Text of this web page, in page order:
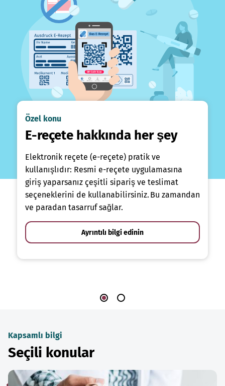
Özel konu
E-reçete hakkında her şey
Elektronik reçete (e-reçete) pratik ve
kullanışlıdır: Resmi e-reçete uygulamasına
giriş yaparsanız çeşitli sipariş ve teslimat
seçeneklerini de kullanabilirsiniz. Bu zamandan
ve paradan tasarruf sağlar.
Ayrıntılı bilgi edinin
Kapsamlı bilgi
Seçili konular